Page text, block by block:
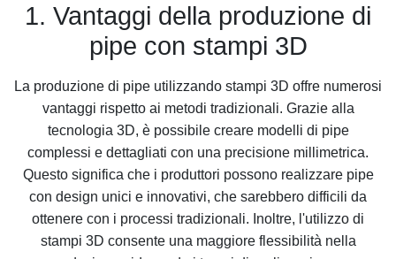
1. Vantaggi della produzione di
pipe con stampi 3D
La produzione di pipe utilizzando stampi 3D offre numerosi
vantaggi rispetto ai metodi tradizionali. Grazie alla
tecnologia 3D, è possibile creare modelli di pipe
complessi e dettagliati con una precisione millimetrica.
Questo significa che i produttori possono realizzare pipe
con design unici e innovativi, che sarebbero difficili da
ottenere con i processi tradizionali. Inoltre, l'utilizzo di
stampi 3D consente una maggiore flessibilità nella